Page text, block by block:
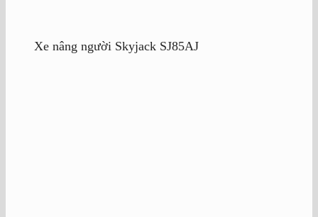
Xe nâng người Skyjack SJ85AJ